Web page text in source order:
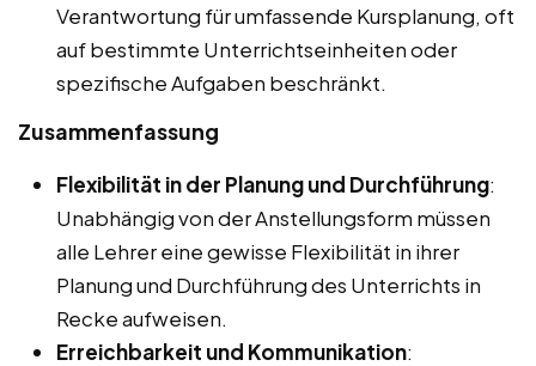
Verantwortung für umfassende Kursplanung, oft
auf bestimmte Unterrichtseinheiten oder
spezifische Aufgaben beschränkt.
Zusammenfassung
Flexibilität in der Planung und Durchführung:
Unabhängig von der Anstellungsform müssen
alle Lehrer eine gewisse Flexibilität in ihrer
Planung und Durchführung des Unterrichts in
Recke aufweisen.
Erreichbarkeit und Kommunikation: